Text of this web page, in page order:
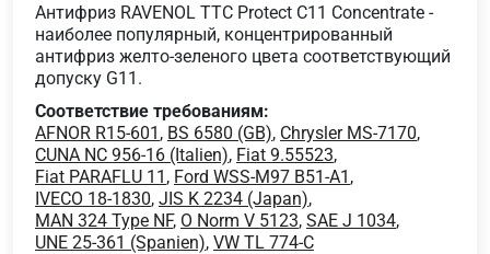
Антифриз RAVENOL TTC Protect C11 Concentrate -
наиболее популярный, концентрированный
антифриз желто-зеленого цвета соответствующий
допуску G11.
Соответствие требованиям:
AFNOR R15-601 , BS 6580 (GB), Chrysler MS-7170,
CUNA NC 956-16 (Italien), Fiat 9.55523,
Fiat PARAFLU 11 , Ford WSS-M97 B51-A1 ,
IVECO 18-1830, JIS K 2234 (Japan),
MAN 324 Type NF, O Norm V 5123, SAE J 1034,
UNE 25-361 (Spanien), VW TL 774-C